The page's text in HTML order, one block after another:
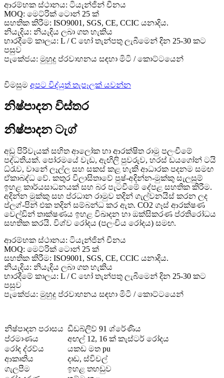
ආරම්භක ස්ථානය: ටියැන්ජින් චීනය
MOQ: මෙට්රික් ටොන් 25 ක්
සහතික කිරීම: ISO9001, SGS, CE, CCIC යනාදිය.
නියැදිය: නියැදිය ලබා ගත හැකිය
භාරදීමේ කාලය: L / C හෝ තැන්පතු ලැබීමෙන් දින 25-30 කට
පසුව
පැකේජය: මුහුදු ප්රවාහනය සඳහා මිටි / කොට්ටයෙන්
විමසුම අපට විද්යුත් තැපෑලක් යවන්න
නිෂ්පාදන විස්තර
නිෂ්පාදන ටැග්
අඩු පිරිවැයක් සහිත ආලෝක හා ආරක්ෂිත රාමු පලංචීමේ
පද්ධතියක්. පෝරමයේ වැඩ, ඇඟිලි පුවරුව, හරස් ඩයගෝන් ටයි
ධ්රැව, වානේ ලෑල්ල සහ සකස් කළ හැකි ආධාරක පදනම සමඟ
ඒකාබද්ධ වේ. කතුර විලාසිතාවේ පුෂ්-අදින්න-මුක්කු සැලසුම්
ඉහළ කාර්යසාධනයක් සහ බර පැටවීමේ දේපළ සහතික කිරීම.
අදින්න මුක්කු සහ ප්රධාන රාමුව තදින් ගැල්වනයිස් කරන ලද
ප්ලග්-පින් එක තදින් සම්බන්ධ කර ඇත. CO2 ගෑස් ආරක්ෂණ
වෙල්ඩින් තාක්ෂණය ඉහළ විඛාදන හා ඔක්සිකරණ ප්රතිරෝධය
සහතික කරයි. විශ්ව රෝදය (පලංචිය රෝදය) සමඟ.
ආරම්භක ස්ථානය: ටියැන්ජින් චීනය
MOQ: මෙට්රික් ටොන් 25 ක්
සහතික කිරීම: ISO9001, SGS, CE, CCIC යනාදිය.
නියැදිය: නියැදිය ලබා ගත හැකිය
භාරදීමේ කාලය: L / C හෝ තැන්පතු ලැබීමෙන් දින 25-30 කට
පසුව
පැකේජය: මුහුදු ප්රවාහනය සඳහා මිටි / කොට්ටයෙන්
නිෂ්පාදන පරාසය ඩීඩබ්ලිව් 91 ශ්රේණිය
ප්රමාණය
අඟල් 12, 16 ක් කැස්ටර් රෝදය
රෝද ද්රව්ය
යකඩ මත pu
ආකෘතිය
දෘඩ, ස්විචල්
ගැලපීම
ඉහළ තහඩුව